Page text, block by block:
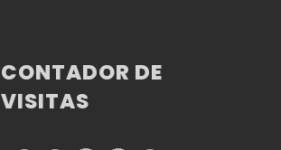
CONTADOR DE
VISITAS